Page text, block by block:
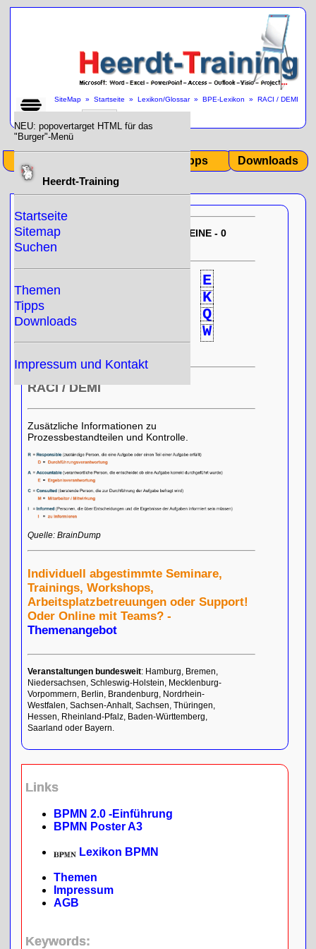
NEU: popovertarget HTML für das
"Burger"-Menü
Heerdt-Training
Startseite
Sitemap
Suchen
Themen
Tipps
Downloads
Impressum und Kontakt
SiteMap »Startseite »Lexikon/Glossar»BPE-Lexikon »RACI / DEMI
Tipps Downloads
EU-DSGVO:
KEINE - 0
- Null!
E
F
K
L
M
Q
R
S
W
X
Y Z
RACI / DEMI
Zusätzliche Informationen zu
Prozessbestandteilen und Kontrolle.
Quelle: BrainDump
Individuell abgestimmte Seminare,
Trainings, Workshops,
Arbeitsplatzbetreuungen oder Support!
Oder Online mit Teams? -
Themenangebot
Veranstaltungen bundesweit: Hamburg, Bremen,
Niedersachsen, Schleswig-Holstein, Mecklenburg-
Vorpommern, Berlin, Brandenburg, Nordrhein-
Westfalen, Sachsen-Anhalt, Sachsen, Thüringen,
Hessen, Rheinland-Pfalz, Baden-Württemberg,
Saarland oder Bayern.
Links
BPMN 2.0 -Einführung
BPMN Poster A3
Lexikon BPMN
Themen
Impressum
AGB
Keywords: